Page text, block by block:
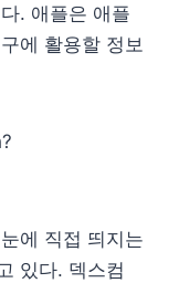
. 애플은 애플
에 활용할 정보
에 직접 띄지는
있다. 덱스컴